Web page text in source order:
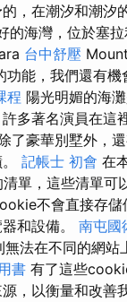
，在潮汐和潮汐
的海灣，位於塞
台中舒壓
功能，我們還有
程 陽光明媚的海
多著名演員在這
了豪華別墅外，
記帳士 初會 在
單，這些清單可
不會直接存儲
和設備。 南屯國
法在不同的網站
書 有了這些
，以衡量和改善